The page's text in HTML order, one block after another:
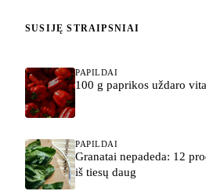
SUSIJĘ STRAIPSNIAI
PAPILDAI
100 g paprikos uždaro
PAPILDAI
Granatai nepadeda: 12
iš tiesų daug